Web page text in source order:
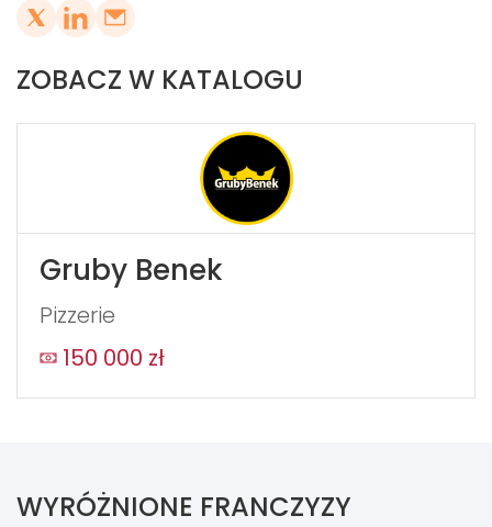
ZOBACZ W KATALOGU
Gruby Benek
Pizzerie
150 000 zł
WYRÓŻNIONE FRANCZYZY